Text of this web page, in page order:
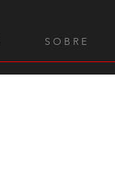
S O B R E